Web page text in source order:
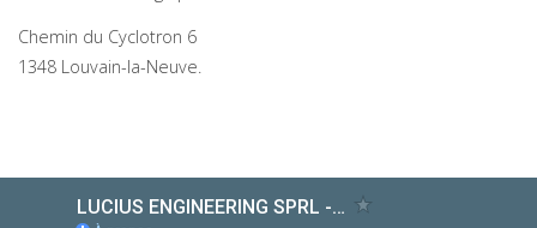
Chemin du Cyclotron 6
1348 Louvain-la-Neuve.